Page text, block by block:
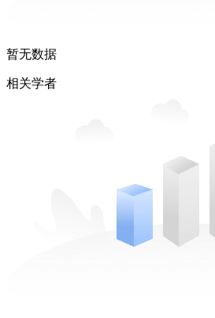
暂无数据
相关学者